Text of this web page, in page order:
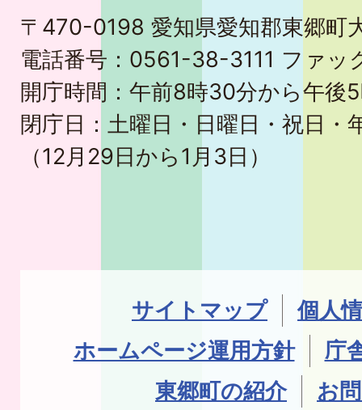
〒470-0198 愛知県愛知郡東郷町
電話番号：0561-38-3111 ファ
開庁時間：午前8時30分から午後
閉庁日：土曜日・日曜日・祝日・
（12月29日から1月3日）
サイトマップ
個人
ホームページ運用方針
庁
東郷町の紹介
お